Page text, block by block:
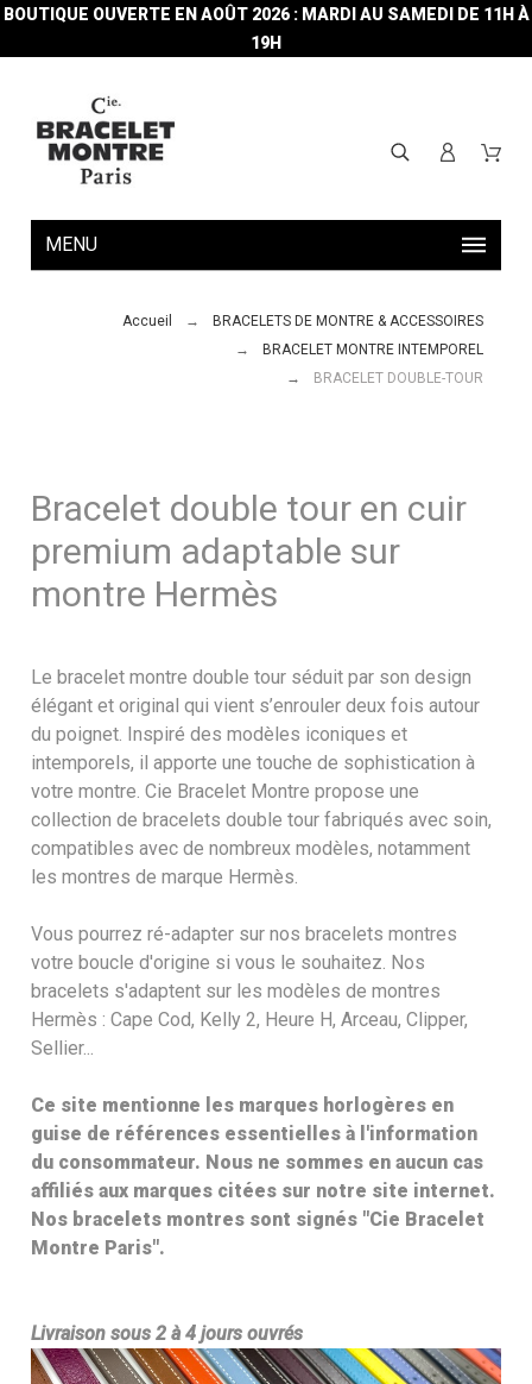
BOUTIQUE OUVERTE EN AOÛT 2026 : MARDI AU SAMEDI DE 11H À
19H
MENU
Accueil
BRACELETS DE MONTRE & ACCESSOIRES
BRACELET MONTRE INTEMPOREL
BRACELET DOUBLE-TOUR
Bracelet double tour en cuir
premium adaptable sur
montre Hermès
Le bracelet montre double tour séduit par son design
élégant et original qui vient s’enrouler deux fois autour
du poignet. Inspiré des modèles iconiques et
intemporels, il apporte une touche de sophistication à
votre montre. Cie Bracelet Montre propose une
collection de bracelets double tour fabriqués avec soin,
compatibles avec de nombreux modèles, notamment
les montres de marque Hermès.
Vous pourrez ré-adapter sur nos bracelets montres
votre boucle d'origine si vous le souhaitez. Nos
bracelets s'adaptent sur les modèles de montres
Hermès : Cape Cod, Kelly 2, Heure H, Arceau, Clipper,
Sellier...
Ce site mentionne les marques horlogères en
guise de références essentielles à l'information
du consommateur. Nous ne sommes en aucun cas
affiliés aux marques citées sur notre site internet.
Nos bracelets montres sont signés "Cie Bracelet
Montre Paris".
Livraison sous 2 à 4 jours ouvrés